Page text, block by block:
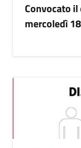
Convocato
mercoledì